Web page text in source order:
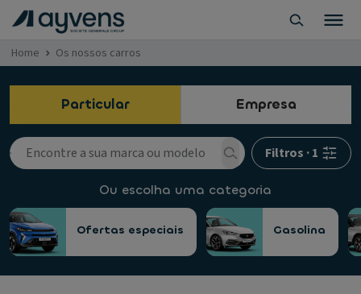
Home Os nossos carros
Particular Empresa
Filtros ·1
Ou escolha uma categoria
Ofertas especiais Gasolina